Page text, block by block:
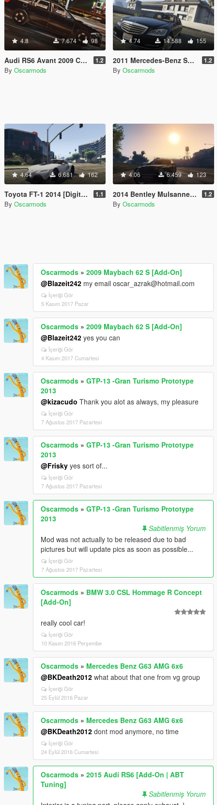
4.8 7.674 98
Audi RS6 Avant 2009 C6 [Add-On | Tuning] 1.2
By Oscarmods
4.74 14.588 155
2011 Mercedes-Benz S600 Guard Pullman 1.2
By Oscarmods
4.64 6.681 162
Toyota FT-1 2014 [Digital Dials | Spoiler] 1.1
By Oscarmods
4.06 6.459 123
2014 Bentley Mulsanne [Add-On] 1.2
By Oscarmods
Oscarmods » 2009 Maybach 62 S [Add-On]
@Blazeit242 my email oscar_azrak@hotmail.com
İçeriği Gör
5 Kasım 2017 Pazar
Oscarmods » 2009 Maybach 62 S [Add-On]
@Blazeit242 yes you can
İçeriği Gör
4 Kasım 2017 Cumartesi
Oscarmods » GTP-13 -Gran Turismo Prototype
2013
@kizacudo Thank you alot as always, my pleasure
İçeriği Gör
7 Ağustos 2017 Pazartesi
Oscarmods » GTP-13 -Gran Turismo Prototype
2013
@Frisky yes sort of...
İçeriği Gör
7 Ağustos 2017 Pazartesi
Oscarmods » GTP-13 -Gran Turismo Prototype
2013
Sabitlenmiş Yorum
Mod was not actually to be released due to bad
pictures but will update pics as soon as possible...
İçeriği Gör
7 Ağustos 2017 Pazartesi
Oscarmods » BMW 3.0 CSL Hommage R Concept
[Add-On]
really cool car!
İçeriği Gör
10 Kasım 2016 Perşembe
Oscarmods » Mercedes Benz G63 AMG 6x6
@BKDeath2012 what about that one from vg group
İçeriği Gör
25 Eylül 2016 Pazar
Oscarmods » Mercedes Benz G63 AMG 6x6
@BKDeath2012 dont mod anymore, no time
İçeriği Gör
24 Eylül 2016 Cumartesi
Oscarmods » 2015 Audi RS6 [Add-On | ABT
Tuning]
Sabitlenmiş Yorum